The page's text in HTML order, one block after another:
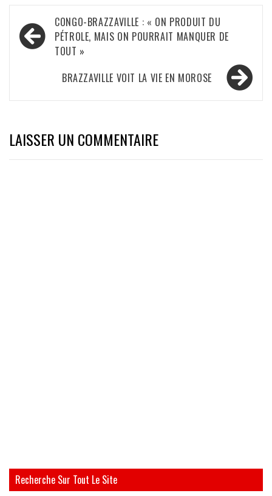
Navigation
de
l’article
CONGO-BRAZZAVILLE : « ON PRODUIT DU
PÉTROLE, MAIS ON POURRAIT MANQUER DE
TOUT »
BRAZZAVILLE VOIT LA VIE EN MOROSE
LAISSER UN COMMENTAIRE
Recherche Sur Tout Le Site